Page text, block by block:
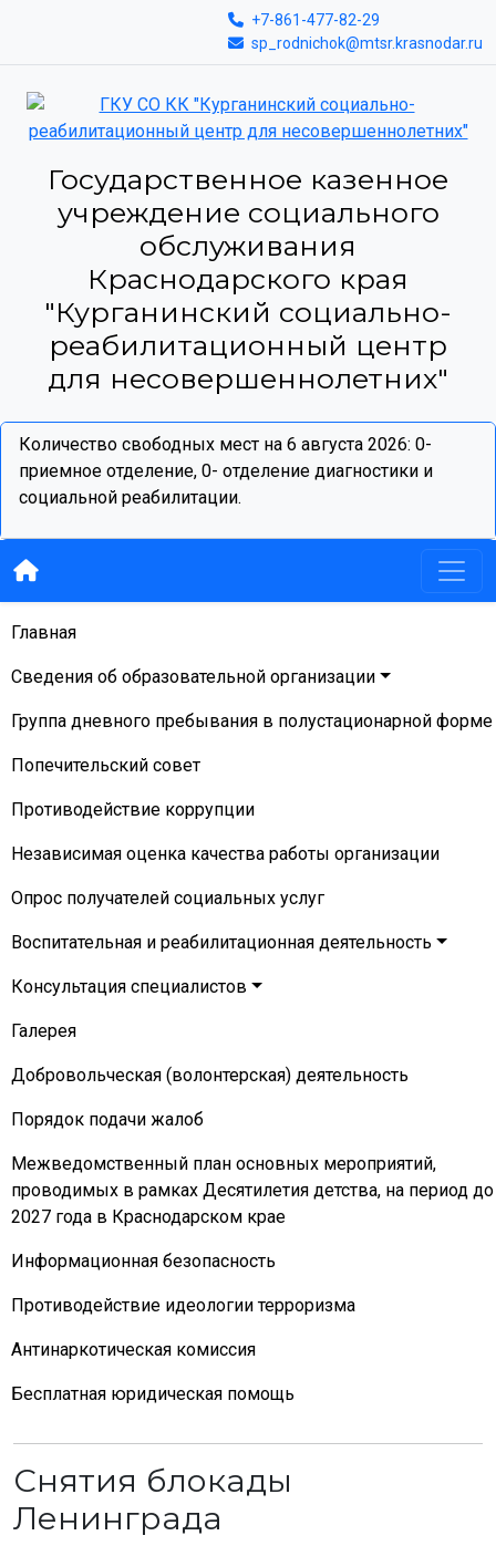
+7-861-477-82-29
sp_rodnichok@mtsr.krasnodar.ru
Государственное казенное
учреждение социального
обслуживания
Краснодарского края
"Курганинский социально-
реабилитационный центр
для несовершеннолетних"
Количество свободных мест на 6 августа 2026: 0-
приемное отделение, 0- отделение диагностики и
социальной реабилитации.
Главная
Сведения об образовательной организации
Группа дневного пребывания в полустационарной форме
Попечительский совет
Противодействие коррупции
Независимая оценка качества работы организации
Опрос получателей социальных услуг
Воспитательная и реабилитационная деятельность
Консультация специалистов
Галерея
Добровольческая (волонтерская) деятельность
Порядок подачи жалоб
Межведомственный план основных мероприятий,
проводимых в рамках Десятилетия детства, на период до
2027 года в Краснодарском крае
Информационная безопасность
Противодействие идеологии терроризма
Антинаркотическая комиссия
Бесплатная юридическая помощь
Снятия блокады
Ленинграда